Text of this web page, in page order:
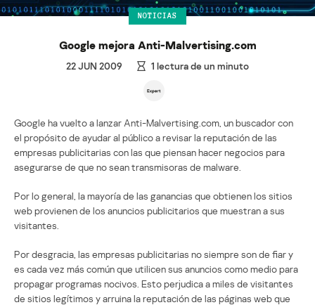
NOTICIAS
Google mejora Anti-Malvertising.com
22 JUN 2009 1 lectura de un minuto
Google ha vuelto a lanzar Anti-Malvertising.com, un buscador con
el propósito de ayudar al público a revisar la reputación de las
empresas publicitarias con las que piensan hacer negocios para
asegurarse de que no sean transmisoras de malware.
Por lo general, la mayoría de las ganancias que obtienen los sitios
web provienen de los anuncios publicitarios que muestran a sus
visitantes.
Por desgracia, las empresas publicitarias no siempre son de fiar y
es cada vez más común que utilicen sus anuncios como medio para
propagar programas nocivos. Esto perjudica a miles de visitantes
de sitios legítimos y arruina la reputación de las páginas web que